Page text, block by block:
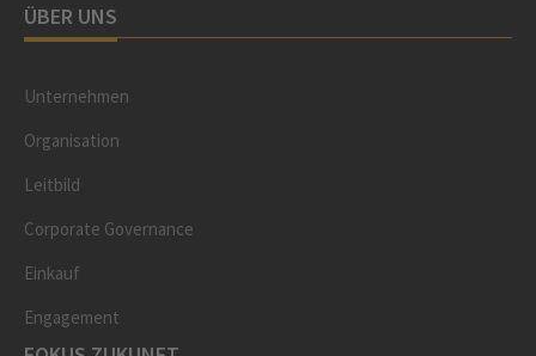
ÜBER UNS
Unternehmen
Organisation
Leitbild
Corporate Governance
Einkauf
Engagement